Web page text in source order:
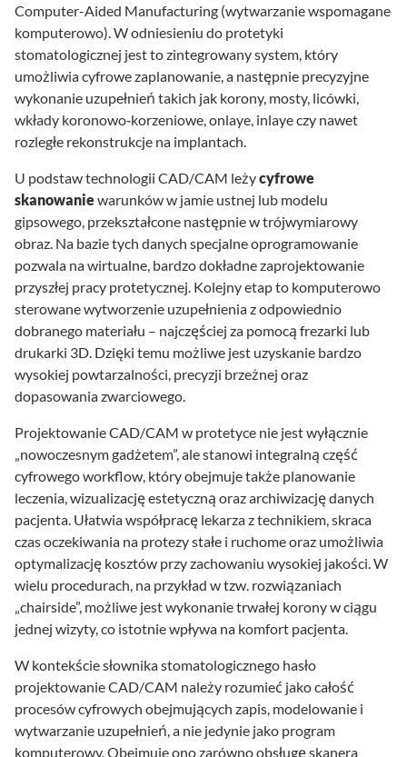
Computer-Aided Manufacturing (wytwarzanie wspomagane
komputerowo). W odniesieniu do protetyki
stomatologicznej jest to zintegrowany system, który
umożliwia cyfrowe zaplanowanie, a następnie precyzyjne
wykonanie uzupełnień takich jak korony, mosty, licówki,
wkłady koronowo‑korzeniowe, onlaye, inlaye czy nawet
rozległe rekonstrukcje na implantach.
U podstaw technologii CAD/CAM leżycyfrowe
skanowaniewarunków w jamie ustnej lub modelu
gipsowego, przekształcone następnie w trójwymiarowy
obraz. Na bazie tych danych specjalne oprogramowanie
pozwala na wirtualne, bardzo dokładne zaprojektowanie
przyszłej pracy protetycznej. Kolejny etap to komputerowo
sterowane wytworzenie uzupełnienia z odpowiednio
dobranego materiału – najczęściej za pomocą frezarki lub
drukarki 3D. Dzięki temu możliwe jest uzyskanie bardzo
wysokiej powtarzalności, precyzji brzeżnej oraz
dopasowania zwarciowego.
Projektowanie CAD/CAM w protetyce nie jest wyłącznie
„nowoczesnym gadżetem”, ale stanowi integralną część
cyfrowego workflow, który obejmuje także planowanie
leczenia, wizualizację estetyczną oraz archiwizację danych
pacjenta. Ułatwia współpracę lekarza z technikiem, skraca
czas oczekiwania na protezy stałe i ruchome oraz umożliwia
optymalizację kosztów przy zachowaniu wysokiej jakości. W
wielu procedurach, na przykład w tzw. rozwiązaniach
„chairside”, możliwe jest wykonanie trwałej korony w ciągu
jednej wizyty, co istotnie wpływa na komfort pacjenta.
W kontekście słownika stomatologicznego hasło
projektowanie CAD/CAM należy rozumieć jako całość
procesów cyfrowych obejmujących zapis, modelowanie i
wytwarzanie uzupełnień, a nie jedynie jako program
komputerowy. Obejmuje ono zarówno obsługę skanera